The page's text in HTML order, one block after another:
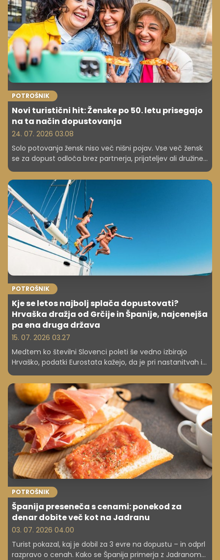
POTROŠNIK
Novi turistični hit: Ženske po 50. letu prisegajo
na ta način dopustovanja
24. 07. 2026 03.08
Solo potovanja žensk niso več nišni pojav. Vse več žensk
se za dopust odloča brez partnerja, prijateljev ali družine,
svetovni trend pa ustvarja več sto milijard dolarjev
prihodkov.
POTROŠNIK
Kje se letos najbolj splača dopustovati?
Hrvaška dražja od Grčije in Španije, najcenejša
pa ena druga država
15. 07. 2026 03.27
Medtem ko številni Slovenci poleti še vedno izbirajo
Hrvaško, podatki Eurostata kažejo, da je pri nastanitvah in
sredozemskih destinacij. Največje presenečenje pa je
država, kjer so stroški daleč najnižji.
POTROŠNIK
Španija preseneča s cenami: ponekod za
denar dobite več kot na Jadranu
03. 07. 2026 04.00
Turist pokazal, kaj je dobil za 3 evre na dopustu – in odprl
razpravo o cenah. Kako se Španija primerja z Jadranom